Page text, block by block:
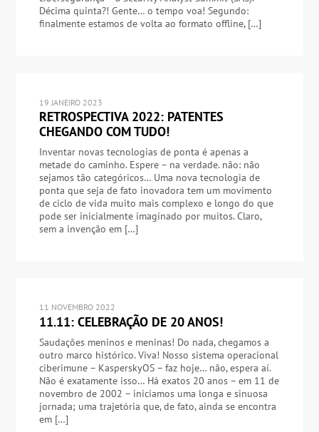
Décima quinta?! Gente… o tempo voa! Segundo:
finalmente estamos de volta ao formato offline, […]
19 JANEIRO 2023
RETROSPECTIVA 2022: PATENTES
CHEGANDO COM TUDO!
Inventar novas tecnologias de ponta é apenas a
metade do caminho. Espere – na verdade. não: não
sejamos tão categóricos… Uma nova tecnologia de
ponta que seja de fato inovadora tem um movimento
de ciclo de vida muito mais complexo e longo do que
pode ser inicialmente imaginado por muitos. Claro,
sem a invenção em […]
11 NOVEMBRO 2022
11.11: CELEBRAÇÃO DE 20 ANOS!
Saudações meninos e meninas! Do nada, chegamos a
outro marco histórico. Viva! Nosso sistema operacional
ciberimune – KasperskyOS – faz hoje… não, espera aí.
Não é exatamente isso… Há exatos 20 anos – em 11 de
novembro de 2002 – iniciamos uma longa e sinuosa
jornada; uma trajetória que, de fato, ainda se encontra
em […]